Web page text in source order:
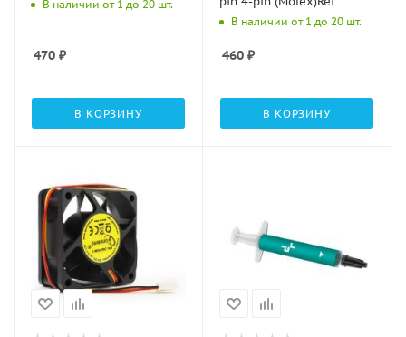
В наличии от 1 до 20 шт.
470 ₽
В КОРЗИНУ
В наличии от 1 до 20 шт.
460 ₽
В КОРЗИНУ